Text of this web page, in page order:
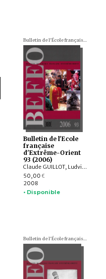
Bulletin de l'École française d'Extrême-Orient (BEFEO)
Bulletin de l'Ecole
française
d'Extrême-Orient
93 (2006)
Claude GUILLOT, Ludvik KALUS, Philippe LE FAILLER, Léon VANDERMEERSCH, Tsung-i JAO, Olivier de BERNON, Roger BILLARD, Valérie GILLET, François BIZOT, Charlotte SCHMID, Emmanuel FRANCIS-GONZE, Bérénice BELLINA, Praon Silapanth, Phaedra Bouvet, Thomas Oliver PRYCE, Laure Dussubieux, Raphaël ROUSSELEAU, Daniel NEGERS, Anna T. N. BENNETT, James W. LANKTON, Bernard GRATUZE, J. C. EADE
50,00 €
2008
• Disponible
Bulletin de l'École française d'Extrême-Orient (BEFEO)